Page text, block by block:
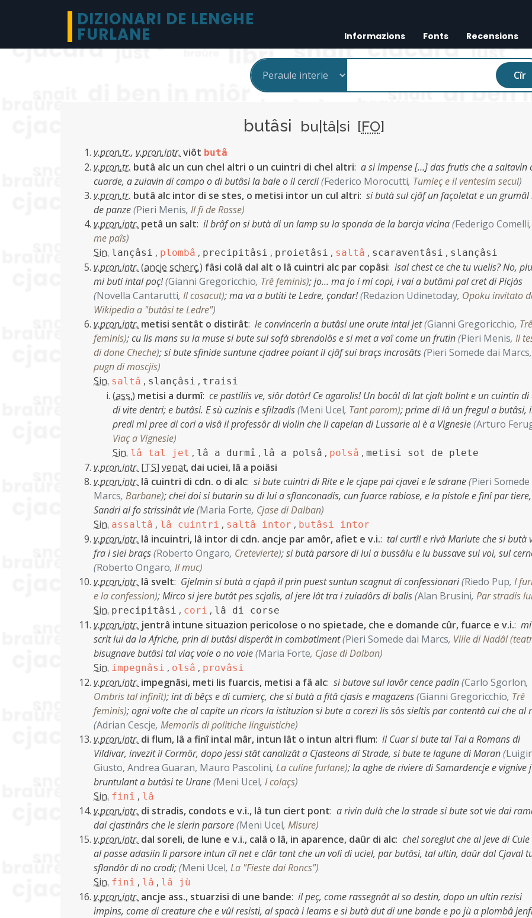
DIZIONARI DE LENGHE
FURLANE Informazions Fonts Recensions
Cîr
butâsi bu|tâ|si [FO]
v.pron.tr., v.pron.intr. viôt butâ
v.pron.tr. butâ alc un cun chel altri o un cuintri di chel altri: a si impense […] das frutis che a saltavin
cuarde, a zuiavin di campo o di butâsi la bale o il cercli(Federico Morocutti, Tumieç e il ventesim secul)
v.pron.tr. butâ alc intor di se stes, o metisi intor un cul altri: si butà sul cjâf un façoletat e un
de panze(Pieri Menis, Il fi de Rosse)
v.pron.intr. petâ un salt: il brâf on si butà di un lamp su la sponda de la barcja vicina(Federigo Comelli,
me paîs)
Sin. lançâsi , plombâ , precipitâsi , proietâsi , saltâ , scaraventâsi , slançâsi
v.pron.intr. (ancje scherç.) fâsi colâ dal alt o lâ cuintri alc par copâsi: isal chest ce che tu vuelis? No,
mi buti intal poç!(Gianni Gregoricchio, Trê feminis);jo… ma jo i mi copi, i vai a butâmi pal cret di Picjàs
(Novella Cantarutti, Il cosacut);ma va a butiti te Ledre, çondar!(Redazion Udinetoday, Opoku invitato
Wikipedia a "butâsi te Ledre")
v.pron.intr. metisi sentât o distirât: le convincerin a butâsi une orute intal jet(Gianni Gregoricchio, Trê
feminis);cu lis mans su la muse si bute sul sofà sbrendolôs e si met a vaî come un frutin(Pieri Menis, Il
di done Cheche);si bute sfinide suntune cjadree poiant il cjâf sui braçs incrosâts(Pieri Somede dai Marcs,
pugn di moscjis)
Sin. saltâ , slançâsi , traisi
(ass.) metisi a durmî: ce pastiliis ve, siôr dotôr! Ce agarolis! Un bocâl di lat cjalt bolint e un cuintin di
di vite dentri; e butâsi. E sù cuzinis e sfilzadis(Meni Ucel, Tant parom);prime di lâ un fregul a butâsi,
predi mi pree di cori a visâ il professôr di violin che il capelan di Lussarie al è a Vignesie(Arturo
Viaç a Vignesie)
Sin. lâ tal jet , lâ a durmî , lâ a polsâ , polsâ , metisi sot de plete
v.pron.intr. [TS] venat. dai uciei, lâ a poiâsi
v.pron.intr. lâ cuintri di cdn. o di alc: si bute cuintri di Rite e le cjape pai cjavei e le sdrane(Pieri Somede
Marcs, Barbane);chei doi si butarin su di lui a sflanconadis, cun fuarce rabiose, e la pistole e finî par
Sandri al fo strissinât vie(Maria Forte, Cjase di Dalban)
Sin. assaltâ , lâ cuintri , saltâ intor , butâsi intor
v.pron.intr. lâ incuintri, lâ intor di cdn. ancje par amôr, afiet e v.i.: tal curtîl e rivà Mariute che si butà
fra i siei braçs(Roberto Ongaro, Cretevierte);si butà parsore di lui a bussâlu e lu bussave sui voi, sul
(Roberto Ongaro, Il muc)
v.pron.intr. lâ svelt: Gjelmin si butà a cjapâ il prin puest suntun scagnut di confessionari(Riedo Pup, I
e la confession);Mirco si jere butât pes scjalis, al jere lât tra i zuiadôrs di balis(Alan Brusini, Par stradis
Sin. precipitâsi , cori , lâ di corse
v.pron.intr. jentrâ intune situazion pericolose o no spietade, che e domande cûr, fuarce e v.i.:
scrit lui da la Afriche, prin di butâsi disperât in combatiment(Pieri Somede dai Marcs, Vilie di Nadâl
bisugnave butâsi tal viaç voie o no voie(Maria Forte, Cjase di Dalban)
Sin. impegnâsi , olsâ , provâsi
v.pron.intr. impegnâsi, meti lis fuarcis, metisi a fâ alc: si butave sul lavôr cence padin(Carlo Sgorlon,
Ombris tal infinît);int di bêçs e di cumierç, che si butà a fitâ cjasis e magazens(Gianni Gregoricchio, Trê
feminis);ogni volte che al capite un ricors la istituzion si bute a corezi lis sôs sieltis par contentâ cui che al
(Adrian Cescje, Memoriis di politiche linguistiche)
v.pron.intr. di flum, lâ a finî intal mâr, intun lât o intun altri flum: il Cuar si bute tal Tai a Romans di
Vildivar, invezit il Cormôr, dopo jessi stât canalizât a Cjasteons di Strade, si bute te lagune di Maran(
Giusto, Andrea Guaran, Mauro Pascolini, La culine furlane);la aghe de riviere di Samardencje e vignive
bruntulant a butâsi te Urane(Meni Ucel, I colaçs)
Sin. finî , lâ
v.pron.intr. di stradis, condots e v.i., lâ tun ciert pont: a rivin dulà che la strade si bute sot vie dai
dai cjastinârs che le sierin parsore(Meni Ucel, Misure)
v.pron.intr. dal soreli, de lune e v.i., calâ o lâ, in aparence, daûr di alc: chel soreglut che al jeve di
al passe adasiin li parsore intun cîl net e clâr tant che un voli di uciel, par butâsi, tal ultin, daûr dal Cjaval
sflandôr di no crodi;(Meni Ucel, La "Fieste dai Roncs")
Sin. finî , lâ , lâ jù
v.pron.intr. ancje ass., stuarzisi di une bande: il peç, come rassegnât al so destin, dopo un ultin rezisi
impins, come di creature che e vûl resisti, al spacà i leams e si butà dut di une bande e po jù a plombâ